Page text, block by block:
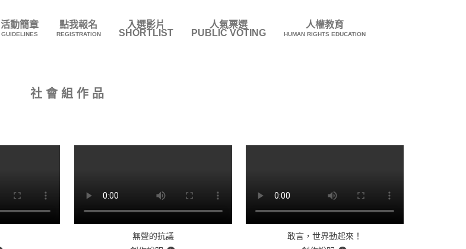
活動簡章
GUIDELINES
點我報名
REGISTRATION
入選影片
SHORTLIST
人氣票選
PUBLIC VOTING
人權教育
HUMAN RIGHTS EDUCATION
社 會 組 作 品
無聲的抗議
敢言，世界動起來！